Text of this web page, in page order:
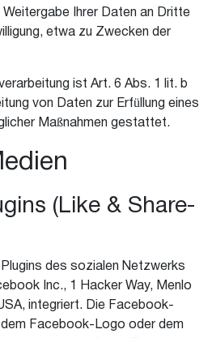
Ihrer Daten an Dritte
etwa zu Zwecken der
ist Art. 6 Abs. 1 lit. b
von Daten zur Erfüllung eines
Maßnahmen gestattet.
(Like & Share-
des sozialen Netzwerks
Inc., 1 Hacker Way, Menlo
integriert. Die Facebook-
dem Facebook-Logo oder dem